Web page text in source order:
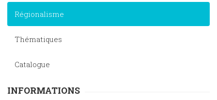
Régionalisme
Thématiques
Catalogue
INFORMATIONS